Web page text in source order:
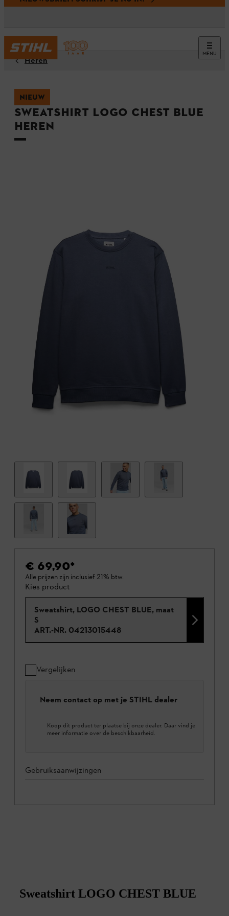
MENU
Heren
NIEUW
Sweatshirt LOGO CHEST BLUE
Heren
€ 69,90*
Alle prijzen zijn inclusief 21% btw.
Kies product
Sweatshirt, LOGO CHEST BLUE, maat
S
ART.-NR. 04213015448
Vergelijken
Neem contact op met je STIHL dealer
Koop dit product ter plaatse bij onze dealer. Daar vind je
meer informatie over de beschikbaarheid.
Gebruiksaanwijzingen
Sweatshirt LOGO CHEST BLUE